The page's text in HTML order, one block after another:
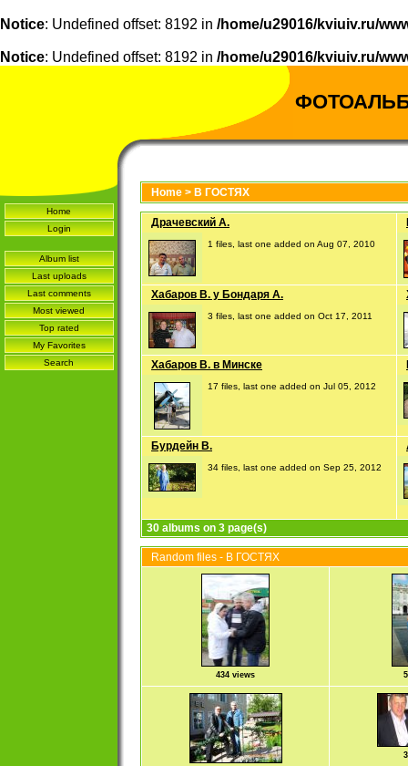
Notice: Undefined offset: 8192 in /home/u29016/kviuiv.ru/
Notice: Undefined offset: 8192 in /home/u29016/kviuiv.ru/
Home
Login
Album list
Last uploads
Last comments
Most viewed
Top rated
My Favorites
Search
Home > В ГОСТЯХ
Драчевский А.
1 files, last one added on Aug 07, 2010
Хабаров В. у Бондаря А.
3 files, last one added on Oct 17, 2011
Хабаров В. в Минске
17 files, last one added on Jul 05, 2012
Бурдейн В.
34 files, last one added on Sep 25, 2012
30 albums on 3 page(s)
Random files - В ГОСТЯХ
434 views